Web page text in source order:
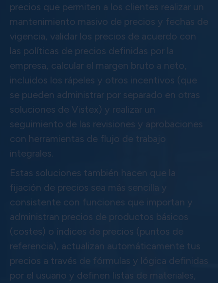
precios que permiten a los clientes realizar un
mantenimiento masivo de precios y fechas de
vigencia, validar los precios de acuerdo con
las políticas de precios definidas por la
empresa, calcular el margen bruto a neto,
incluidos los rápeles y otros incentivos (que
se pueden administrar por separado en otras
soluciones de Vistex) y realizar un
seguimiento de las revisiones y aprobaciones
con herramientas de flujo de trabajo
integrales.
Estas soluciones también hacen que la
fijación de precios sea más sencilla y
consistente con funciones que importan y
administran precios de productos básicos
(costes) o índices de precios (puntos de
referencia), actualizan automáticamente tus
precios a través de fórmulas y lógica definidas
por el usuario y definen listas de materiales,